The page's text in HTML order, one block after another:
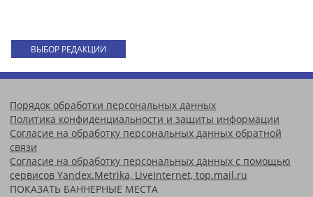
ВЫБОР РЕДАКЦИИ
Порядок обработки персональных данных
Политика конфиденциальности и защиты информации
Согласие на обработку персональных данных обратной
связи
Согласие на обработку персональных данных с помощью
сервисов Yandex.Metrika, LiveInternet, top.mail.ru
ПОКАЗАТЬ БАННЕРНЫЕ МЕСТА